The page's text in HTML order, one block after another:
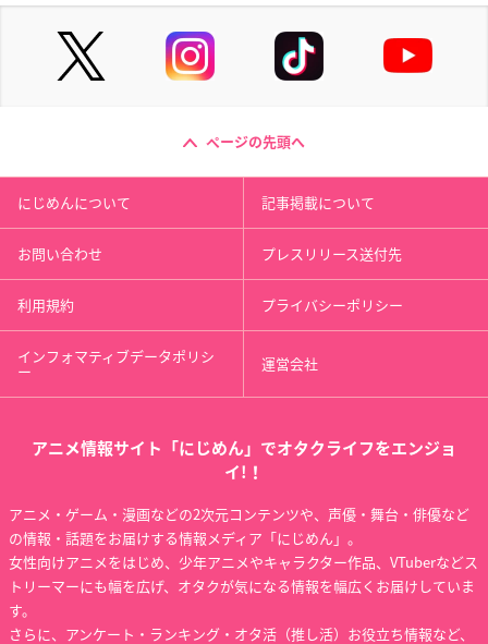
ページの先頭へ
にじめんについて 記事掲載について
お問い合わせ プレスリリース送付先
利用規約 プライバシーポリシー
インフォマティブデータポリシ
ー 運営会社
アニメ情報サイト「にじめん」でオタクライフをエンジョ
イ!！
アニメ・ゲーム・漫画などの2次元コンテンツや、声優・舞台・俳優など
の情報・話題をお届けする情報メディア「にじめん」。
女性向けアニメをはじめ、少年アニメやキャラクター作品、VTuberなどス
トリーマーにも幅を広げ、オタクが気になる情報を幅広くお届けしていま
す。
さらに、アンケート・ランキング・オタ活（推し活）お役立ち情報など、